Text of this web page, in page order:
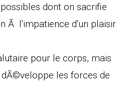
dont on sacrifie
Ã l'impatience d'un plaisir
pour le corps, mais
les forces de